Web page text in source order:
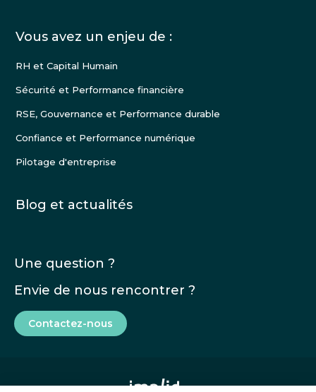
Vous avez un enjeu de :
RH et Capital Humain
Sécurité et Performance financière
RSE, Gouvernance et Performance durable
Confiance et Performance numérique
Pilotage d'entreprise
Blog et actualités
Une question ?
Envie de nous rencontrer ?
Contactez-nous